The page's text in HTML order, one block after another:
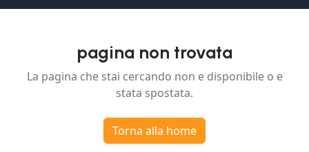
pagina non trovata
La pagina che stai cercando non e disponibile o e
stata spostata.
Torna alla home